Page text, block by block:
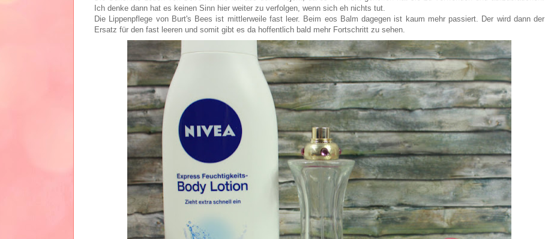
Ich denke dann hat es keinen Sinn hier weiter zu verfolgen, wenn sich eh nichts tut.
Die Lippenpflege von Burt's Bees ist mittlerweile fast leer. Beim eos Balm dagegen ist kaum mehr passiert. Der wird dann der
Ersatz für den fast leeren und somit gibt es da hoffentlich bald mehr Fortschritt zu sehen.